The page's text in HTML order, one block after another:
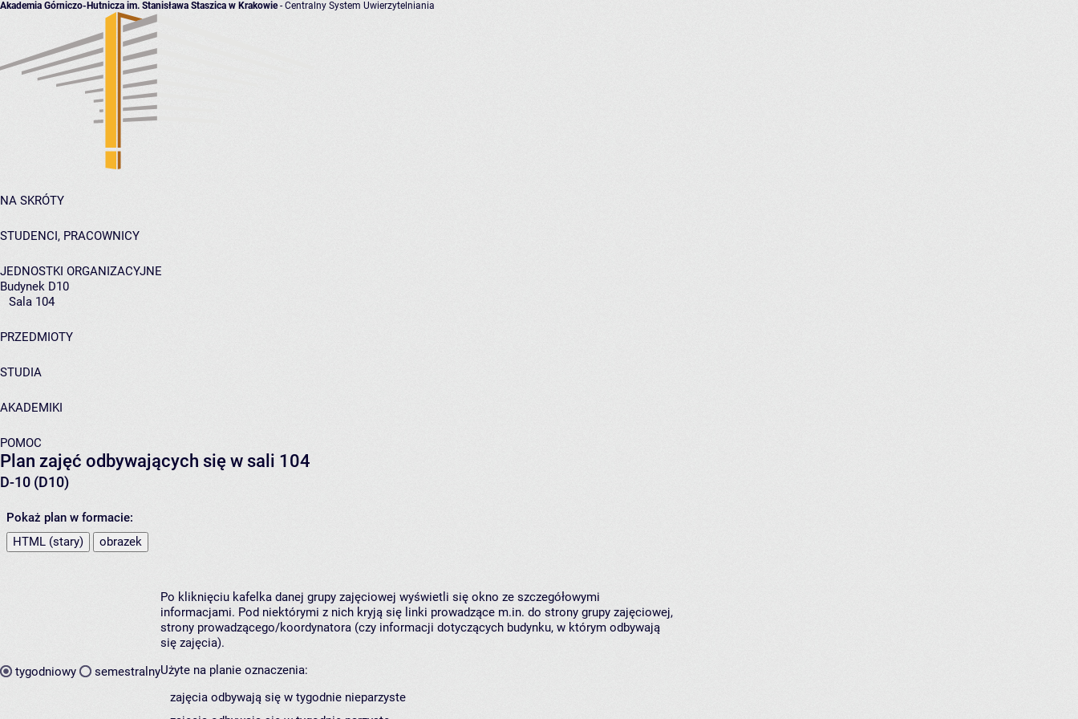
Akademia Górniczo-Hutnicza im. Stanisława Staszica w Krakowie- Centralny System Uwierzytelniania
NA SKRÓTY
STUDENCI, PRACOWNICY
JEDNOSTKI ORGANIZACYJNE
Budynek D10
Sala 104
PRZEDMIOTY
STUDIA
AKADEMIKI
POMOC
Plan zajęć odbywających się w sali 104
D-10 (D10)
Pokaż plan w formacie:
HTML (stary)
obrazek
tygodniowy semestralny
Po kliknięciu kafelka danej grupy zajęciowej wyświetli się okno ze szczegółowymi
informacjami. Pod niektórymi z nich kryją się linki prowadzące m.in. do strony grupy zajęciowej,
strony prowadzącego/koordynatora (czy informacji dotyczących budynku, w którym odbywają
się zajęcia).
Użyte na planie oznaczenia:
zajęcia odbywają się w tygodnie nieparzyste